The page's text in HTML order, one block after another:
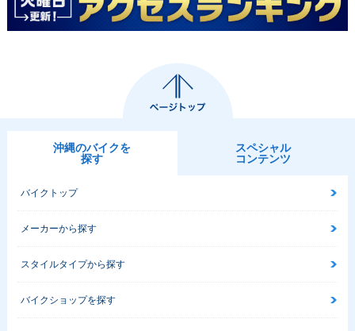
沖縄のバイクを
探す
スペシャル
コンテンツ
バイクトップ
メーカーから探す
スタイルタイプから探す
バイクショップを探す